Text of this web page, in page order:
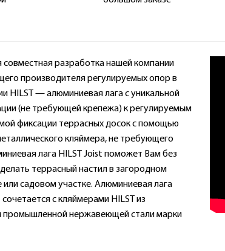
совместная разработка нашей компании
производителя регулируемых опор в
HILST — алюминиевая лага с уникальной
(не требующей крепежа) к регулируемым
фиксации террасных досок с помощью
кляймера, не требующего
лага HILST Joist поможет Вам без
террасный настил в загородном
садовом участке. Алюминиевая лага
сочетается с кляймерами HILST из
промышленной нержавеющей стали марки